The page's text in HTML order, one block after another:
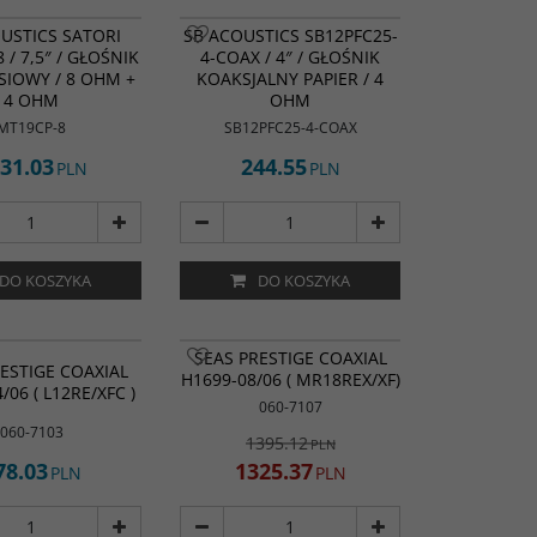
SATORI
/ 7,5″ / GŁOŚNIK
/ 8 OHM +
4 OHM
8
PLN
DO KOSZYKA
SB ACOUSTICS SB12PFC25-
4-COAX / 4″ / GŁOŚNIK
KOAKSJALNY PAPIER / 4
OHM
SB12PFC25-4-COAX
244.55PLN
DO KOSZYKA
COAXIAL
( L12RE/XFC )
060-7103
PLN
PROMOCJA
SEAS PRESTIGE COAXIAL
H1699-08/06 ( MR18REX/XF)
060-7107
1395.12PLN
1325.37PLN